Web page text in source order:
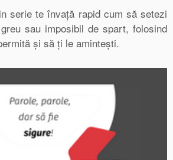
serie te învață rapid cum să setezi
sau imposibil de spart, folosind
și să ți le amintești.